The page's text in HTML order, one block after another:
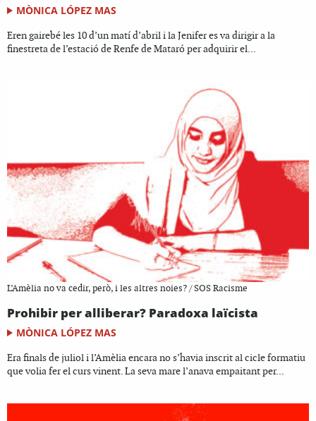
MÒNICA LÓPEZ MAS
Eren gairebé les 10 d’un matí d’abril i la Jenifer es va dirigir a la
finestreta de l’estació de Renfe de Mataró per adquirir el...
L’Amèlia no va cedir, però, i les altres noies? / SOS Racisme
Prohibir per alliberar? Paradoxa laïcista
MÒNICA LÓPEZ MAS
Era finals de juliol i l’Amèlia encara no s’havia inscrit al cicle formatiu
que volia fer el curs vinent. La seva mare l’anava empaitant per...